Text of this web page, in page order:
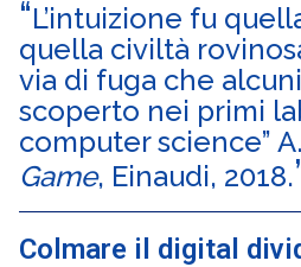
L’intuizione fu
quella civiltà
via di fuga che
scoperto nei primi
computer science”
Game, Einaudi, 2018.
Colmare il digital